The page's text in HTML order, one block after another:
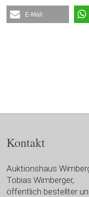
E-Mail
Kontakt
Auktionshaus
Tobias Wimberger,
öffentlich bestellter